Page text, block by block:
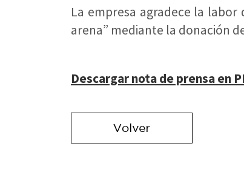
La empresa agradece la
arena” mediante la donación
Descargar nota de prensa en